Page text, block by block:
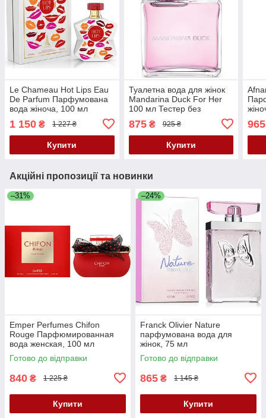
Le Chameau Hot Lips Eau
De Parfum Парфумована
вода жіноча, 100 мл
1 150 ₴ 1 227 ₴
Купити
Туалетна вода для жінок
Mandarina Duck For Her
100 мл Тестер без
875₴ 925 ₴
Купити
965
Акційні пропозиції та новинки
–31%
Emper Perfumes Chifon
Rouge Парфюмированная
вода женская, 100 мл
Готово до відправки
840 ₴ 1 225 ₴
Купити
–24%
Franck Olivier Nature
парфумована вода для
жінок, 75 мл
Готово до відправки
865 ₴ 1 145 ₴
Купити